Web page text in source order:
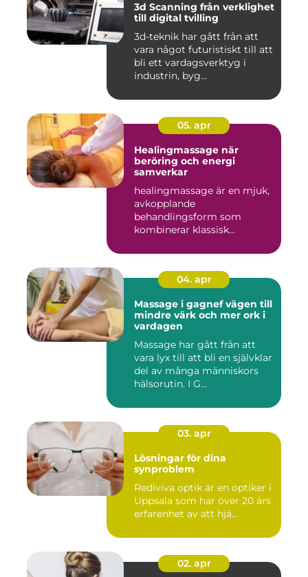
3d Scanning från verklighet
till digital tvilling
3d-teknik har gått från att
vara något futuristiskt till att
bli ett vardagsverktyg i
industrin, byg...
05. apr
Healingmassage när
beröring och energi
samverkar
healingmassage är en mjuk,
avkopplande
behandlingsform som
kombinerar klassisk
04. apr
Massage i gagnef vägen till
mindre värk och mer ork i
vardagen
Massage har gått från att
vara lyx till att bli en självklar
del av många människors
hälsorutin. I G...
03. apr
Lösningar för dina
synproblem
Rediviva optik är en optiker i
Uppsala som har över 20 års
erfarenhet av att hjä...
02. apr